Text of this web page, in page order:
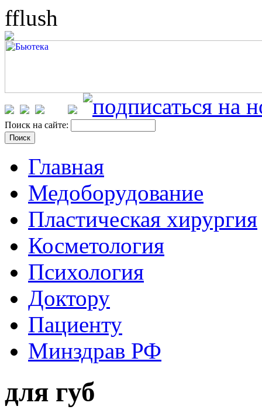
fflush
Поиск на сайте:
Главная
Медоборудование
Пластическая хирургия
Косметология
Психология
Доктору
Пациенту
Минздрав РФ
для губ